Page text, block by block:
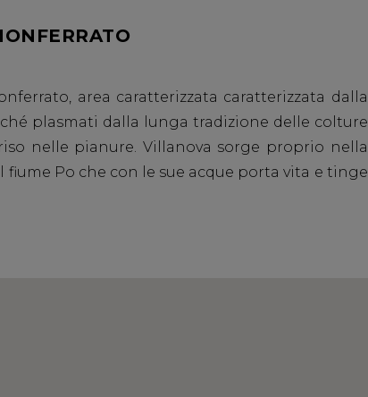
area caratterizzata caratterizzata dalla
plasmati dalla lunga tradizione delle colture
nelle pianure. Villanova sorge proprio nella
Po che con le sue acque porta vita e tinge